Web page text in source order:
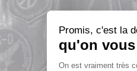
Promis, c'est la
qu'on
Plateforme
On est vraiment très